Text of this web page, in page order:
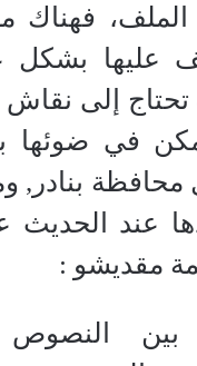
الملف، فهناك
عليها
إلى نقاش
في ضوئها
بنادر,
عند
مقديشو :
بين النصوص